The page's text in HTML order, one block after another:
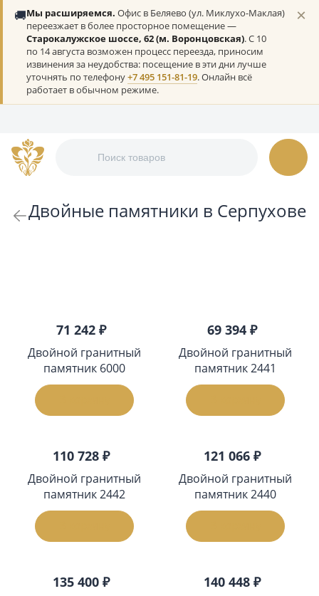
🚚Мы расширяемся. Офис в Беляево (ул. Миклухо-Маклая)
переезжает в более просторное помещение —
Старокалужское шоссе, 62 (м. Воронцовская). С 10
по 14 августа возможен процесс переезда, приносим
извинения за неудобства: посещение в эти дни лучше
уточнять по телефону+7 495 151-81-19. Онлайн всё
работает в обычном режиме.
×
Двойные памятники в Серпухове
71 242 ₽
Двойной гранитный
памятник 6000
69 394 ₽
Двойной гранитный
памятник 2441
110 728 ₽
Двойной гранитный
памятник 2442
121 066 ₽
Двойной гранитный
памятник 2440
135 400 ₽ 140 448 ₽